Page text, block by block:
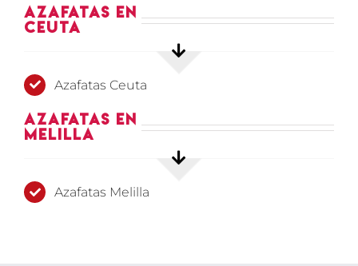
Azafatas en
Ceuta
Azafatas Ceuta
Azafatas en
Melilla
Azafatas Melilla